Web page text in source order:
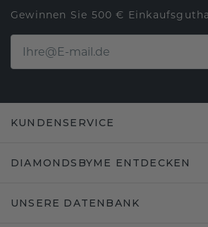
Gewinnen Sie 500 €
KUNDENSERVICE
DIAMONDSBYME ENTDECKEN
UNSERE DATENBANK